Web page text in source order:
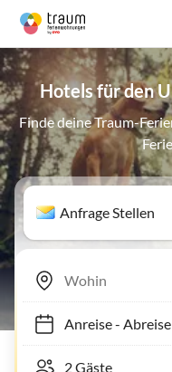
Hotels für den
Finde deine Traum-
Anfrage Stellen
Anreise- Abreise